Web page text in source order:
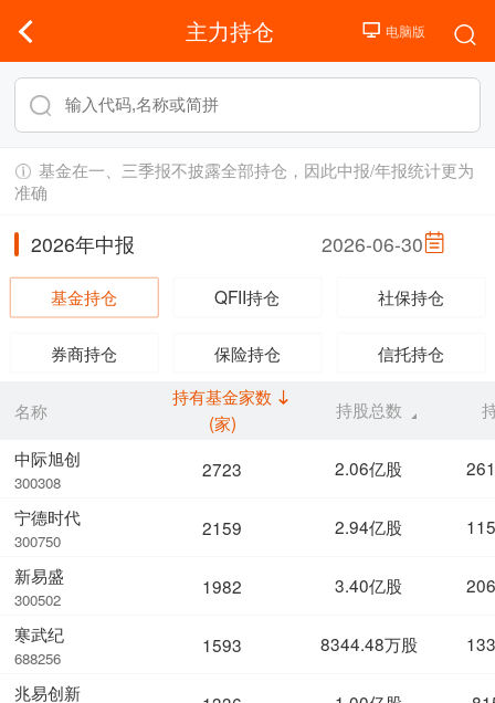
主力持仓
基金在一、三季报不披露全部持仓，因此中报/年报统计更为
准确
2026年中报 2026-06-30
基金持仓 QFII持仓 社保持仓
券商持仓 保险持仓 信托持仓
名称
中际旭创
300308
宁德时代
300750
新易盛
300502
寒武纪
688256
兆易创新
持有基金家数
(家)
持股总数
2723 2.06亿股
2159 2.94亿股
1982 3.40亿股
1593 8344.48万股